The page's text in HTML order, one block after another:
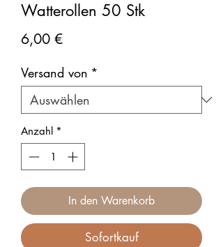
Watterollen 50 Stk
6,00 €Preis
Versand von *
Anzahl *
In den Warenkorb
Sofortkauf